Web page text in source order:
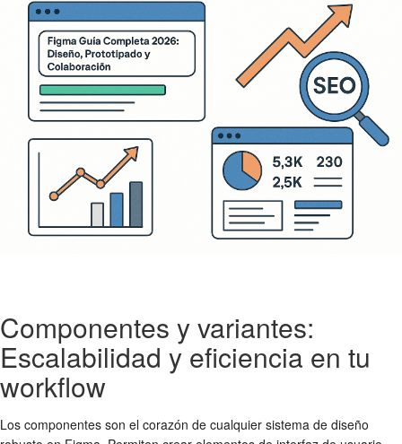
Componentes y variantes:
Escalabilidad y eficiencia en tu
workflow
Los componentes son el corazón de cualquier sistema de diseño